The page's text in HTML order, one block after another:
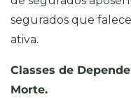
segurados que
ativa.
Classes de
Morte.